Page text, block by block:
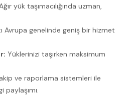
yük taşımacılığında uzman,
Avrupa genelinde geniş bir hizmet
Yüklerinizi taşırken maksimum
ve raporlama sistemleri ile
paylaşımı.